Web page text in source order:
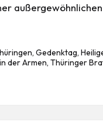
,Gedenktag,
der Armen,Thüringer